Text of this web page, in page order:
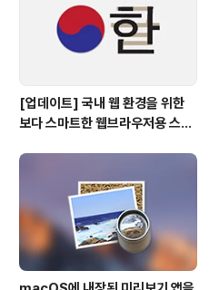
[업데이트] 국내 웹 환경을 위한
보다 스마트한 웹브라우저용 스타